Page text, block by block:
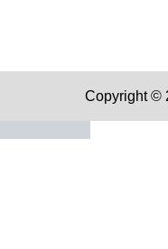
Copyright ©